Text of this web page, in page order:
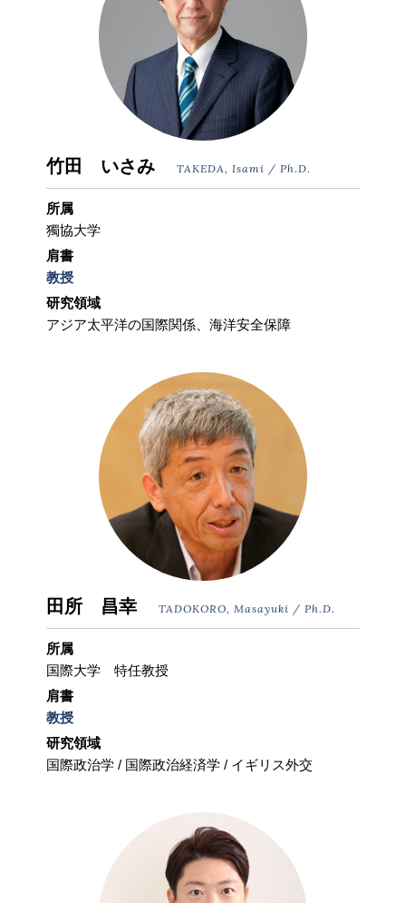
竹田 いさみ TAKEDA, Isami / Ph.D.
所属
獨協大学
肩書
教授
研究領域
アジア太平洋の国際関係、海洋安全保障
田所 昌幸 TADOKORO, Masayuki / Ph.D.
所属
国際大学 特任教授
肩書
教授
研究領域
国際政治学 / 国際政治経済学 / イギリス外交